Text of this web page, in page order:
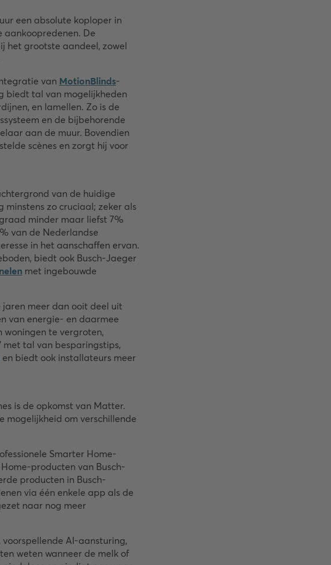
een absolute koploper in
De
het grootste aandeel, zowel
van MotionBlinds-
biedt tal van mogelijkheden
en lamellen. Zo is de
en de bijbehorende
aan de muur. Bovendien
scènes en zorgt hij voor
van de huidige
minstens zo cruciaal; zeker als
minder maar liefst 7%
van de Nederlandse
in het aanschaffen ervan.
biedt ook Busch-Jaeger
met ingebouwde
meer dan ooit deel uit
van energie- en daarmee
te vergroten,
met tal van besparingstips,
en biedt ook installateurs meer
is de opkomst van Matter.
mogelijkheid om verschillende
Smarter Home-
producten van Busch-
producten in Busch-
via één enkele app als de
naar nog meer
AI-aansturing,
weten wanneer de melk of